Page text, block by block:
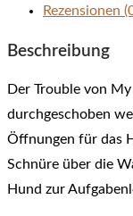
Rezensionen
Beschreibung
Der Trouble von
durchgeschoben
Öffnungen für das
Schnüre über die
Hund zur